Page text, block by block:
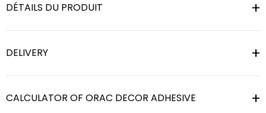
DÉTAILS DU PRODUIT
DELIVERY
CALCULATOR OF ORAC DECOR ADHESIVE